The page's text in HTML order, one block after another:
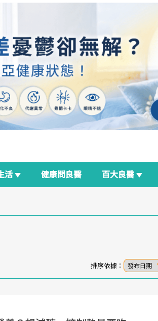
活 健康問良醫 百大良醫
排序依據： 發布日期
良醫生活祭